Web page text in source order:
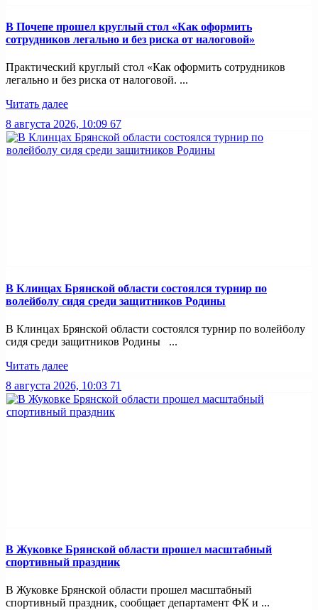
В Почепе прошел круглый стол «Как оформить
сотрудников легально и без риска от налоговой»
Практический круглый стол «Как оформить сотрудников
легально и без риска от налоговой. ...
Читать далее
8 августа 2026, 10:09 67
В Клинцах Брянской области состоялся турнир по
волейболу сидя среди защитников Родины
В Клинцах Брянской области состоялся турнир по волейболу
сидя среди защитников Родины ...
Читать далее
8 августа 2026, 10:03 71
В Жуковке Брянской области прошел масштабный
спортивный праздник
В Жуковке Брянской области прошел масштабный
спортивный праздник, сообщает департамент ФК и ...